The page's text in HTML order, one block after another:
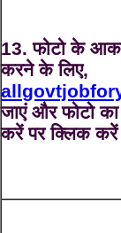
13. फोटो के
करने के लिए,
जाएं और फोटो
करें पर क्लिक